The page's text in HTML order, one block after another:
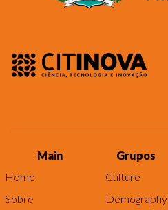
Main
Home
Sobre
Grupos
Culture
Demography